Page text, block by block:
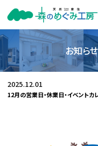
お知ら
2025.12.01
12月の営業日・休業日・イベントカ